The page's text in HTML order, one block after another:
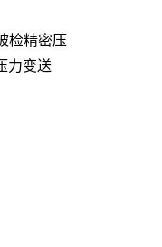
检精密压
力变送